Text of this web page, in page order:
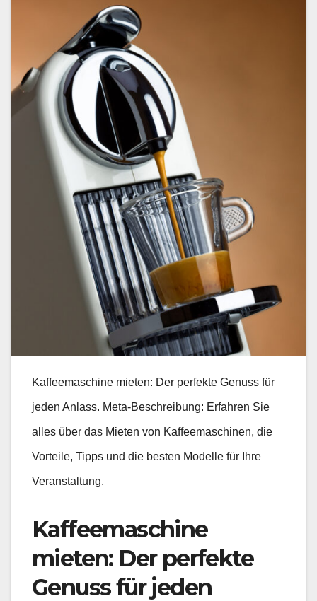
Kaffeemaschine mieten: Der perfekte Genuss für
jeden Anlass. Meta-Beschreibung: Erfahren Sie
alles über das Mieten von Kaffeemaschinen, die
Vorteile, Tipps und die besten Modelle für Ihre
Veranstaltung.
Kaffeemaschine
mieten: Der perfekte
Genuss für jeden